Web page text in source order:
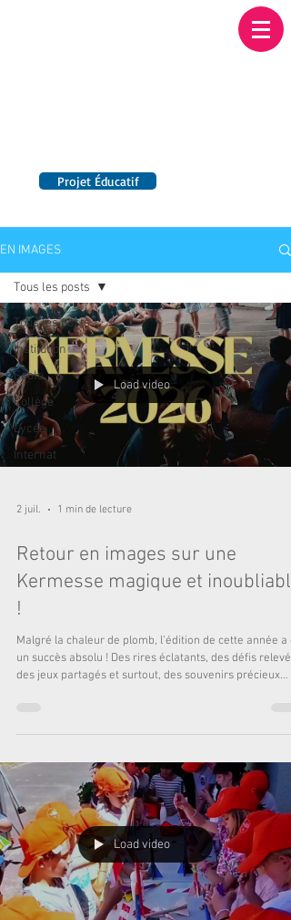
Projet Éducatif
EN IMAGES
Tous les posts
Institution
Ecole
Collège
Lycée
Internat
Tous les posts
Load video
2 juil. 1 min de lecture
Retour en images sur une
Kermesse magique et inoubliable
!
Malgré la chaleur de plomb, l’édition de cette année a
un succès absolu ! Des rires éclatants, des défis relevés,
des jeux partagés et surtout, des souvenirs précieux
préparation de l'ombre, une énergie débordante le jour
et une super organisation ont permis de
Load video